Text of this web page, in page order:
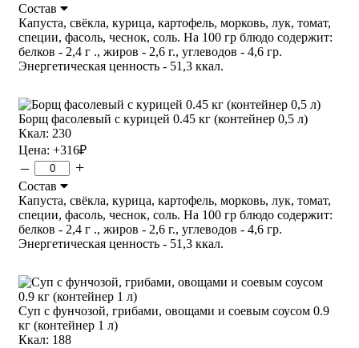
Состав
Капуста, свёкла, курица, картофель, морковь, лук, томат,
специи, фасоль, чеснок, соль. На 100 гр блюдо содержит:
белков - 2,4 г ., жиров - 2,6 г., углеводов - 4,6 гр.
Энергетическая ценность - 51,3 ккал.
Борщ фасолевый с курицей 0.45 кг (контейнер 0,5 л)
Ккал: 230
Цена: +316₽
– +
Состав
Капуста, свёкла, курица, картофель, морковь, лук, томат,
специи, фасоль, чеснок, соль. На 100 гр блюдо содержит:
белков - 2,4 г ., жиров - 2,6 г., углеводов - 4,6 гр.
Энергетическая ценность - 51,3 ккал.
Суп с фунчозой, грибами, овощами и соевым соусом 0.9
кг (контейнер 1 л)
Ккал: 188